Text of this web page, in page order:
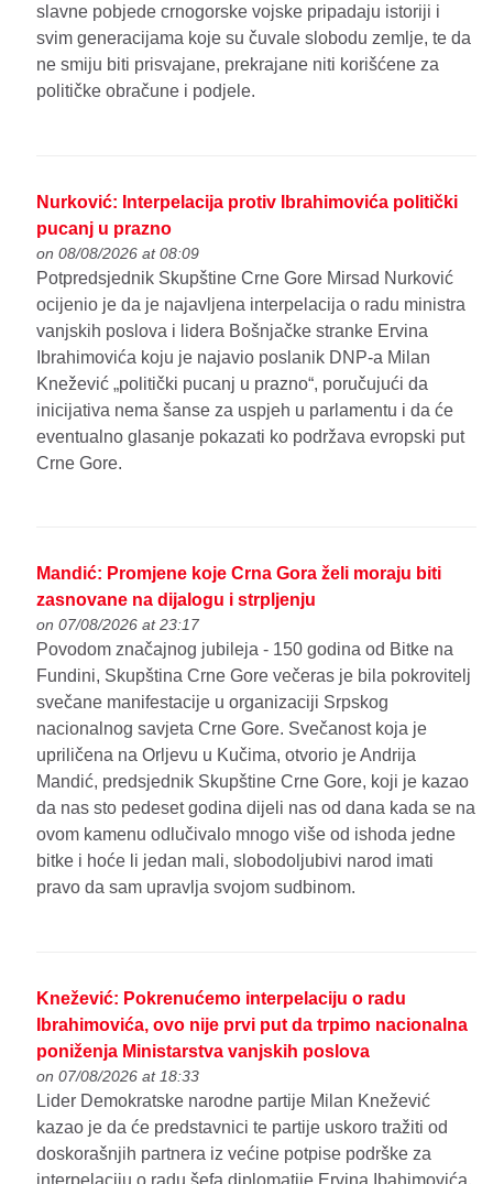
slavne pobjede crnogorske vojske pripadaju istoriji i
svim generacijama koje su čuvale slobodu zemlje, te da
ne smiju biti prisvajane, prekrajane niti korišćene za
političke obračune i podjele.
Nurković: Interpelacija protiv Ibrahimovića politički
pucanj u prazno
on 08/08/2026 at 08:09
Potpredsjednik Skupštine Crne Gore Mirsad Nurković
ocijenio je da je najavljena interpelacija o radu ministra
vanjskih poslova i lidera Bošnjačke stranke Ervina
Ibrahimovića koju je najavio poslanik DNP-a Milan
Knežević „politički pucanj u prazno“, poručujući da
inicijativa nema šanse za uspjeh u parlamentu i da će
eventualno glasanje pokazati ko podržava evropski put
Crne Gore.
Mandić: Promjene koje Crna Gora želi moraju biti
zasnovane na dijalogu i strpljenju
on 07/08/2026 at 23:17
Povodom značajnog jubileja - 150 godina od Bitke na
Fundini, Skupština Crne Gore večeras je bila pokrovitelj
svečane manifestacije u organizaciji Srpskog
nacionalnog savjeta Crne Gore. Svečanost koja je
upriličena na Orljevu u Kučima, otvorio je Andrija
Mandić, predsjednik Skupštine Crne Gore, koji je kazao
da nas sto pedeset godina dijeli nas od dana kada se na
ovom kamenu odlučivalo mnogo više od ishoda jedne
bitke i hoće li jedan mali, slobodoljubivi narod imati
pravo da sam upravlja svojom sudbinom.
Knežević: Pokrenućemo interpelaciju o radu
Ibrahimovića, ovo nije prvi put da trpimo nacionalna
poniženja Ministarstva vanjskih poslova
on 07/08/2026 at 18:33
Lider Demokratske narodne partije Milan Knežević
kazao je da će predstavnici te partije uskoro tražiti od
doskorašnjih partnera iz većine potpise podrške za